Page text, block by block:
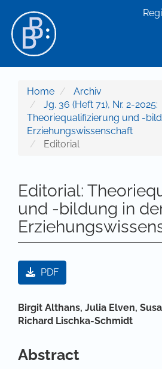
Hauptinhalt
Sidebar
Home
Archiv
Jg. 36 (Heft 71), Nr. 2-2025:
Theoriequalifizierung und -
Erziehungswissenschaft
Editorial
Editorial:
und -bildung in
Artikel-Sidebar
PDF
Hauptsächlicher
Birgit Althans, Julia Elven,
Richard Lischka-Schmidt
Abstract